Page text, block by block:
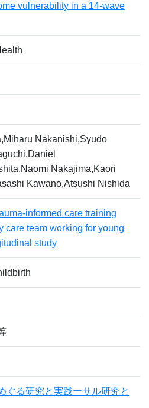
vulnerability in a 14-wave
Nakanishi,Syudo
Nakajima,Kaori
Kawano,Atsushi Nishida
informed care training
care team working for young
study
ぐる研究と実践ーサル研究と